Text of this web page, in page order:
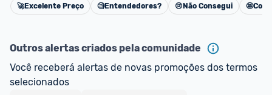
Cancelar
🚀Excelente Preço 🧐Entendedores? 😢 Não Consegui 🤩
Outros alertas criados pela comunidade
Você receberá alertas de novas promoções dos termos
selecionados